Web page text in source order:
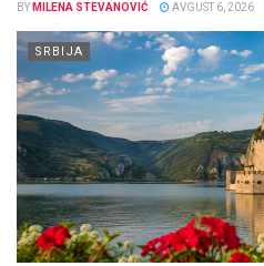
BY MILENA STEVANOVIĆ AVGUST 6, 2026
SRBIJA